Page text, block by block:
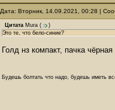
Дата: Вторник, 14.09.2021, 00:28 |
Цитата Mura (
)
Это те, что бело-синие?
Голд нз компакт, пачка
Будешь болтать что надо, будешь иметь